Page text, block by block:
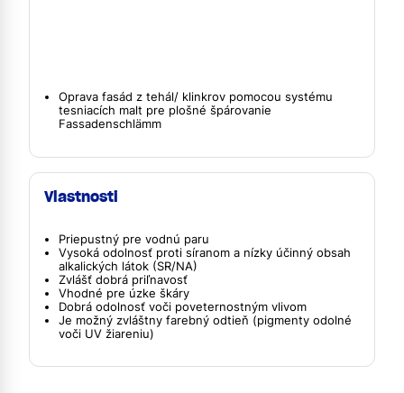
Oprava fasád z tehál/ klinkrov pomocou systému
tesniacích malt pre plošné špárovanie
Fassadenschlämm
Vlastnosti
Priepustný pre vodnú paru
Vysoká odolnosť proti síranom a nízky účinný obsah
alkalických látok (SR/NA)
Zvlášť dobrá priľnavosť
Vhodné pre úzke škáry
Dobrá odolnosť voči poveternostným vlivom
Je možný zvláštny farebný odtieň (pigmenty odolné
voči UV žiareniu)